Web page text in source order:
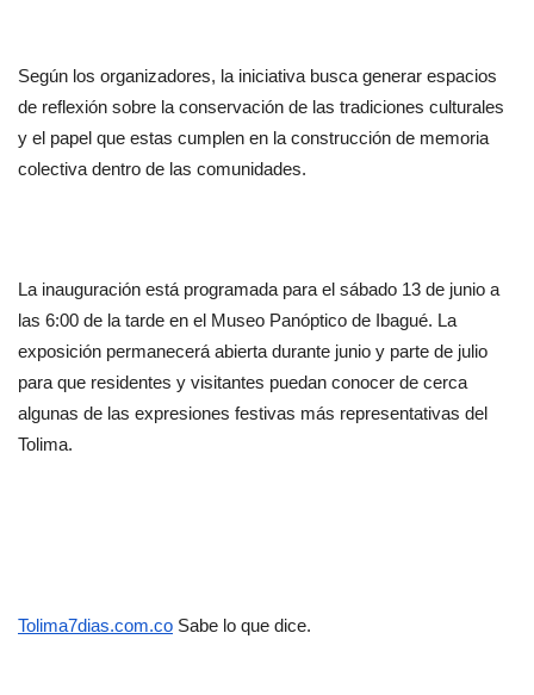
Según los organizadores, la iniciativa busca generar espacios
de reflexión sobre la conservación de las tradiciones culturales
y el papel que estas cumplen en la construcción de memoria
colectiva dentro de las comunidades.
La inauguración está programada para el sábado 13 de junio a
las 6:00 de la tarde en el Museo Panóptico de Ibagué. La
exposición permanecerá abierta durante junio y parte de julio
para que residentes y visitantes puedan conocer de cerca
algunas de las expresiones festivas más representativas del
Tolima.
Tolima7dias.com.co Sabe lo que dice.